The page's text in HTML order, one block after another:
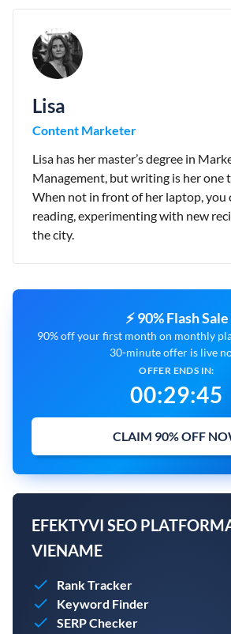
Lisa
Content Marketer
Lisa has her master’s degree in
Management, but writing is her one
When not in front of her laptop, you
reading, experimenting with new
the city.
⚡ 90% Flash Sale
90% off your first month on monthly
30-minute offer is live
OFFER ENDS IN:
00:29:43
CLAIM 90% OFF
EFEKTYVI SEO
VIENAME
Rank Tracker
Keyword Finder
SERP Checker